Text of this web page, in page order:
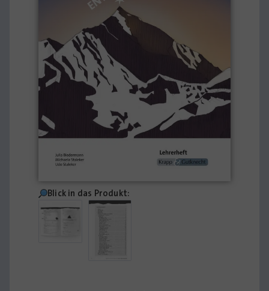
Blick in das Produkt: